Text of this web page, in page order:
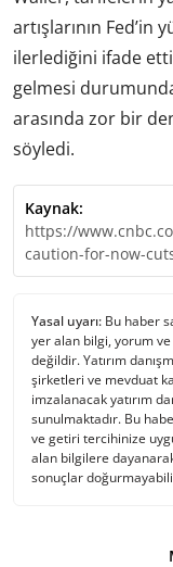
artışlarının
ilerlediğini ifade
gelmesi
arasında zor bir
söyledi.
Kaynak:
https://
caution-for-now-
Yasal uyarı: Bu haber
yer alan bilgi, yorum ve
değildir. Yatırım
şirketleri ve mevduat
imzalanacak yatırım
sunulmaktadır. Bu
ve getiri tercihinize
alan bilgilere
sonuçlar